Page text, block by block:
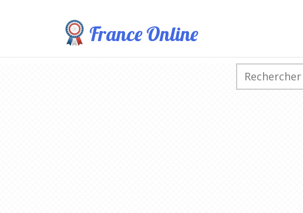
France Online